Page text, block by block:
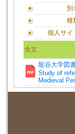
別
種
個人サイ
全文
龍谷大学図
Study of
Medieval